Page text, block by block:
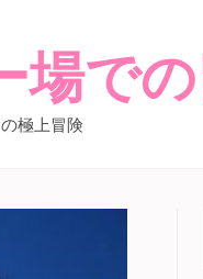
場で
極上冒険